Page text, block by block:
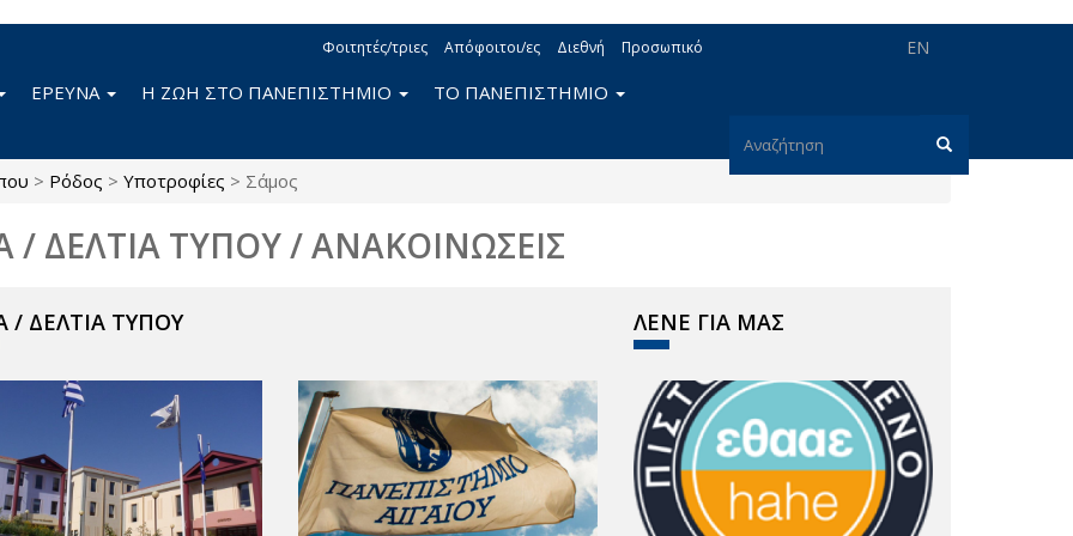
EN
Φοιτητές/τριες Απόφοιτοι/ες Διεθνή Προσωπικό
Φόρμα
ΕΡΕΥΝΑ Η ΖΩΗ ΣΤΟ ΠΑΝΕΠΙΣΤΗΜΙΟ ΤΟ ΠΑΝΕΠΙΣΤΗΜΙΟ
> Ρόδος > Υποτροφίες > Σάμος
/ ΔΕΛΤΙΑ ΤΥΠΟΥ / ΑΝΑΚΟΙΝΩΣΕΙΣ
/ ΔΕΛΤΙΑ ΤΥΠΟΥ ΛΕΝΕ ΓΙΑ ΜΑΣ